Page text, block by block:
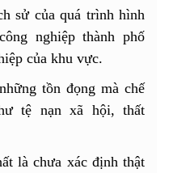
sử của quá trình hình
nghiệp thành phố
của khu vực.
tồn đọng mà chế
tệ nạn xã hội, thất
là chưa xác định thật